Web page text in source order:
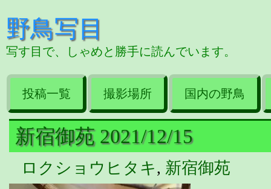
野鳥写目
写す目で、しゃめと勝手に読んでいます。
投稿一覧 撮影場所 国内の野鳥
新宿御苑 2021/12/15
ロクショウヒタキ, 新宿御苑